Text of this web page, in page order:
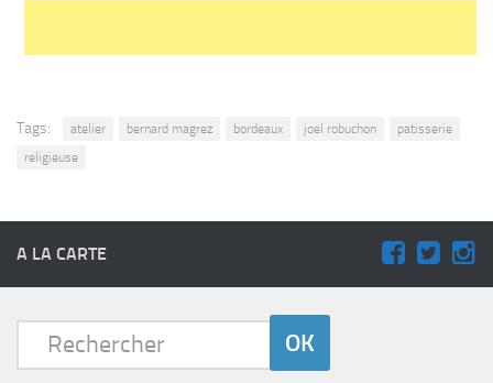
Tags: atelier bernard magrez bordeaux joel robuchon
patisserie
religieuse
A LA CARTE